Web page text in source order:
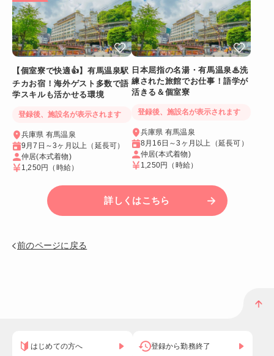
【個室寮で快適👍】有馬温泉駅
チカお宿！海外ゲスト多数で語
学スキルも活かせる環境
登録後、施設名が表示されます
兵庫県 有馬温泉
9月7日～3ヶ月以上（延長可）
仲居(本式着物)
1,250円
（時給）
日本屈指の名湯・有馬温泉♨洗
練された旅館でお仕事！語学が
活きる＆個室寮
登録後、施設名が表示されます
兵庫県 有馬温泉
8月16日～3ヶ月以上（延長可）
仲居(本式着物)
1,250円
（時給）
詳しくはこちら
前のページに戻る
はじめての方へ 登録から勤務終了